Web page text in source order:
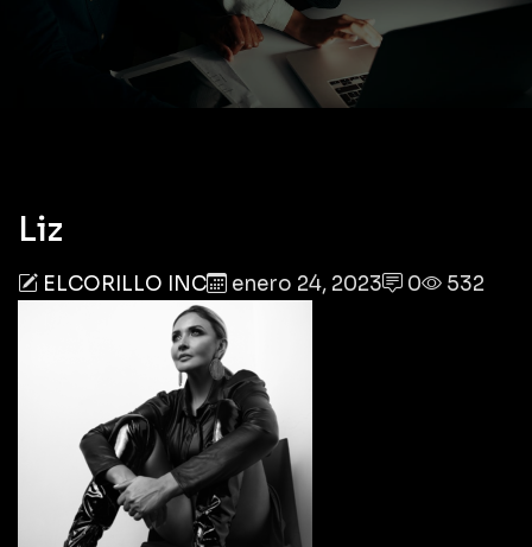
Liz
ELCORILLO INC enero 24, 2023 0 532